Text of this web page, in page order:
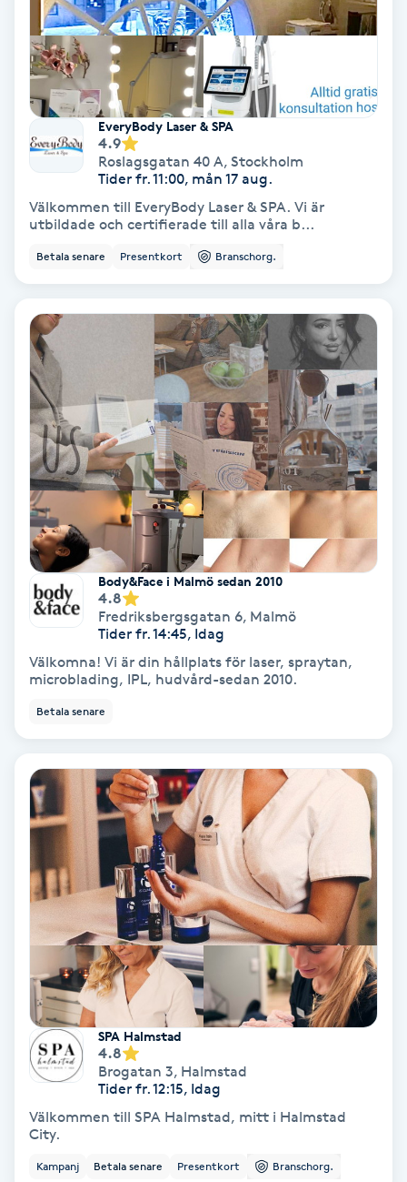
Paraffinbehandling
Pedikyr
Pensionärklippning
Permanent
Permanent hårborttagning
Personal shopper
Personlig tränare
Picolaser
Piercing
Pigmentbehandling
Pigmentfläckar
Plastikkirurgi
Powder brows
PRP (Platelet Rich Plasma)
PRX-T33
Psoriasis
Radiofrekvens
Reflexologi
EveryBody Laser & SPA
4.9
Roslagsgatan 40 A, Stockholm
Tider fr. 11:00, mån 17 aug.
Välkommen till EveryBody Laser & SPA. Vi är
utbildade och certifierade till alla våra b...
Betala senare Presentkort Branschorg.
Body&Face i Malmö sedan 2010
4.8
Fredriksbergsgatan 6, Malmö
Tider fr. 14:45, Idag
Välkomna! Vi är din hållplats för laser, spraytan,
microblading, IPL, hudvård-sedan 2010.
Betala senare
SPA Halmstad
4.8
Brogatan 3, Halmstad
Tider fr. 12:15, Idag
Välkommen till SPA Halmstad, mitt i Halmstad
City.
Kampanj Betala senare Presentkort Branschorg.